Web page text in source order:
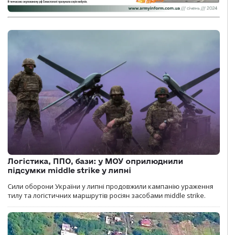
Логістика, ППО, бази: у МОУ оприлюднили
підсумки middle strike у липні
Сили оборони України у липні продовжили кампанію ураження
тилу та логістичних маршрутів росіян засобами middle strike.